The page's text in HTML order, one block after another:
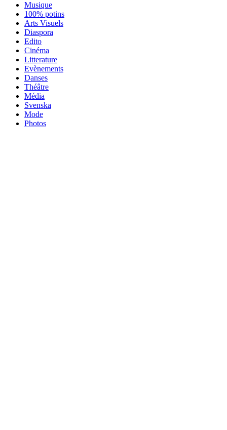
Musique
100% potins
Arts Visuels
Diaspora
Edito
Cinéma
Litterature
Evènements
Danses
Théâtre
Média
Svenska
Mode
Photos